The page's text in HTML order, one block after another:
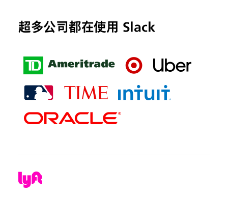
超多公司都在使用 Slack